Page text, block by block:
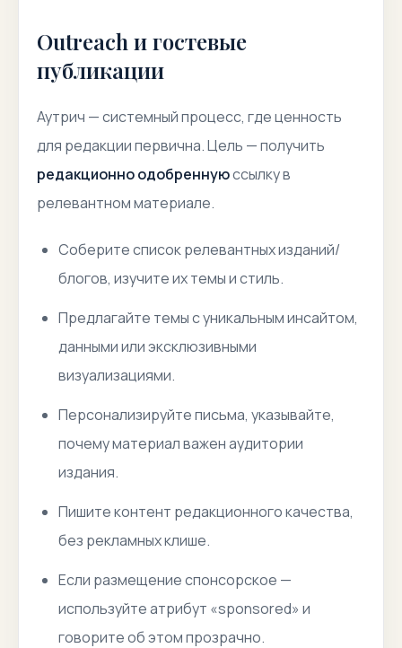
Outreach и гостевые
публикации
Аутрич — системный процесс, где ценность
для редакции первична. Цель — получить
редакционно одобреннуюссылку в
релевантном материале.
Соберите список релевантных изданий/
блогов, изучите их темы и стиль.
Предлагайте темы с уникальным инсайтом,
данными или эксклюзивными
визуализациями.
Персонализируйте письма, указывайте,
почему материал важен аудитории
издания.
Пишите контент редакционного качества,
без рекламных клише.
Если размещение спонсорское —
используйте атрибут «sponsored» и
говорите об этом прозрачно.